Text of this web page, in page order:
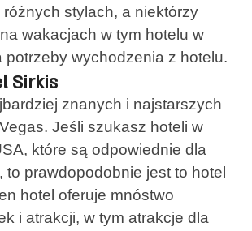
różnych stylach, a niektórzy
wakacjach w tym hotelu w
potrzeby wychodzenia z hotelu.
Sirkis
znanych i najstarszych
Jeśli szukasz hoteli w
które są odpowiednie dla
to prawdopodobnie jest to hotel
hotel oferuje mnóstwo
i atrakcji, w tym atrakcje dla